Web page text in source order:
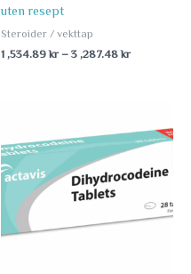
uten resept
Steroider / vekttap
1 ,534.89kr – 3 ,287.48kr
1
,187.90 kr
through
2